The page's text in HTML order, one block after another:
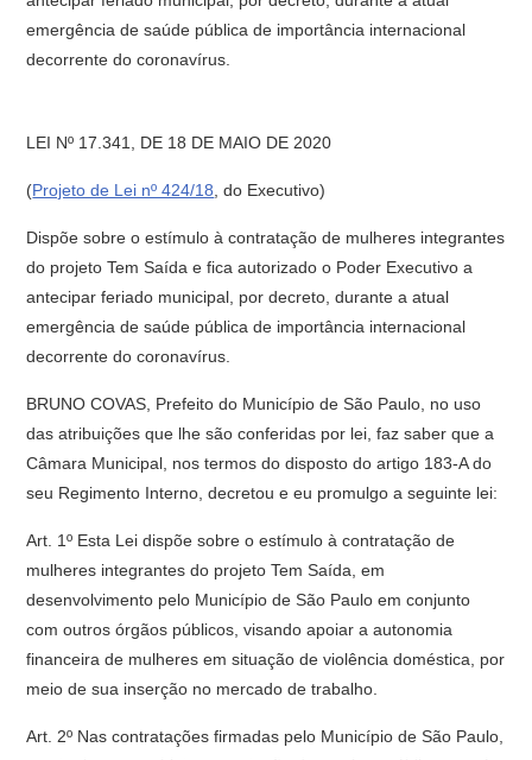
emergência de saúde pública de importância internacional
decorrente do coronavírus.
LEI Nº 17.341, DE 18 DE MAIO DE 2020
(Projeto de Lei nº 424/18 , do Executivo)
Dispõe sobre o estímulo à contratação de mulheres integrantes
do projeto Tem Saída e fica autorizado o Poder Executivo a
antecipar feriado municipal, por decreto, durante a atual
emergência de saúde pública de importância internacional
decorrente do coronavírus.
BRUNO COVAS, Prefeito do Município de São Paulo, no uso
das atribuições que lhe são conferidas por lei, faz saber que a
Câmara Municipal, nos termos do disposto do artigo 183-A do
seu Regimento Interno, decretou e eu promulgo a seguinte lei:
Art. 1º Esta Lei dispõe sobre o estímulo à contratação de
mulheres integrantes do projeto Tem Saída, em
desenvolvimento pelo Município de São Paulo em conjunto
com outros órgãos públicos, visando apoiar a autonomia
financeira de mulheres em situação de violência doméstica, por
meio de sua inserção no mercado de trabalho.
Art. 2º Nas contratações firmadas pelo Município de São Paulo,